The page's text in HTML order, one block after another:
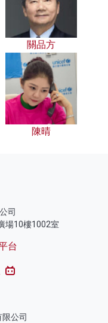
關品方
陳晴
司
場10樓1002室
台
公司